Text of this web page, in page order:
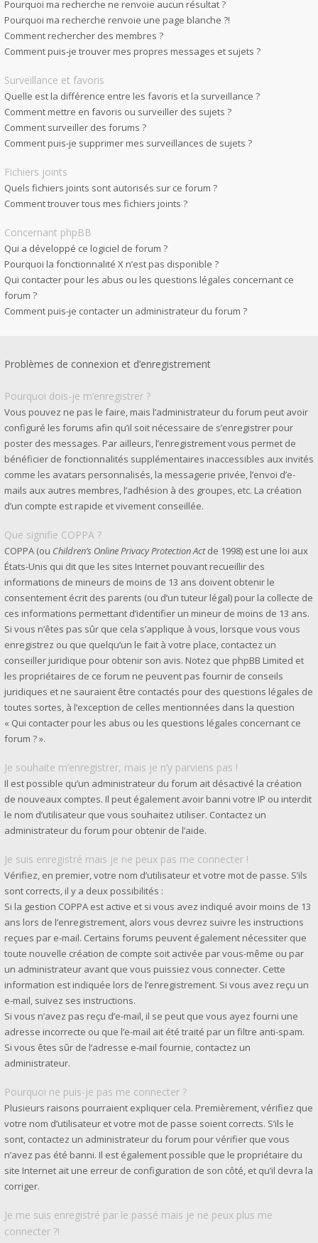
Pourquoi ma recherche ne renvoie aucun résultat ?
Pourquoi ma recherche renvoie une page blanche ?!
Comment rechercher des membres ?
Comment puis-je trouver mes propres messages et sujets ?
Surveillance et favoris
Quelle est la différence entre les favoris et la surveillance ?
Comment mettre en favoris ou surveiller des sujets ?
Comment surveiller des forums ?
Comment puis-je supprimer mes surveillances de sujets ?
Fichiers joints
Quels fichiers joints sont autorisés sur ce forum ?
Comment trouver tous mes fichiers joints ?
Concernant phpBB
Qui a développé ce logiciel de forum ?
Pourquoi la fonctionnalité X n’est pas disponible ?
Qui contacter pour les abus ou les questions légales concernant ce
forum ?
Comment puis-je contacter un administrateur du forum ?
Problèmes de connexion et d’enregistrement
Pourquoi dois-je m’enregistrer ?
Vous pouvez ne pas le faire, mais l’administrateur du forum peut avoir
configuré les forums afin qu’il soit nécessaire de s’enregistrer pour
poster des messages. Par ailleurs, l’enregistrement vous permet de
bénéficier de fonctionnalités supplémentaires inaccessibles aux invités
comme les avatars personnalisés, la messagerie privée, l’envoi d’e-
mails aux autres membres, l’adhésion à des groupes, etc. La création
d’un compte est rapide et vivement conseillée.
Que signifie COPPA ?
COPPA (ou Children’s Online Privacy Protection Actde 1998) est une loi aux
États-Unis qui dit que les sites Internet pouvant recueillir des
informations de mineurs de moins de 13 ans doivent obtenir le
consentement écrit des parents (ou d’un tuteur légal) pour la collecte de
ces informations permettant d’identifier un mineur de moins de 13 ans.
Si vous n’êtes pas sûr que cela s’applique à vous, lorsque vous vous
enregistrez ou que quelqu’un le fait à votre place, contactez un
conseiller juridique pour obtenir son avis. Notez que phpBB Limited et
les propriétaires de ce forum ne peuvent pas fournir de conseils
juridiques et ne sauraient être contactés pour des questions légales de
toutes sortes, à l’exception de celles mentionnées dans la question
« Qui contacter pour les abus ou les questions légales concernant ce
forum ? ».
Je souhaite m’enregistrer, mais je n’y parviens pas !
Il est possible qu’un administrateur du forum ait désactivé la création
de nouveaux comptes. Il peut également avoir banni votre IP ou interdit
le nom d’utilisateur que vous souhaitez utiliser. Contactez un
administrateur du forum pour obtenir de l’aide.
Je suis enregistré mais je ne peux pas me connecter !
Vérifiez, en premier, votre nom d’utilisateur et votre mot de passe. S’ils
sont corrects, il y a deux possibilités :
Si la gestion COPPA est active et si vous avez indiqué avoir moins de 13
ans lors de l’enregistrement, alors vous devrez suivre les instructions
reçues par e-mail. Certains forums peuvent également nécessiter que
toute nouvelle création de compte soit activée par vous-même ou par
un administrateur avant que vous puissiez vous connecter. Cette
information est indiquée lors de l’enregistrement. Si vous avez reçu un
e-mail, suivez ses instructions.
Si vous n’avez pas reçu d’e-mail, il se peut que vous ayez fourni une
adresse incorrecte ou que l’e-mail ait été traité par un filtre anti-spam.
Si vous êtes sûr de l’adresse e-mail fournie, contactez un
administrateur.
Pourquoi ne puis-je pas me connecter ?
Plusieurs raisons pourraient expliquer cela. Premièrement, vérifiez que
votre nom d’utilisateur et votre mot de passe soient corrects. S’ils le
sont, contactez un administrateur du forum pour vérifier que vous
n’avez pas été banni. Il est également possible que le propriétaire du
site Internet ait une erreur de configuration de son côté, et qu’il devra la
corriger.
Je me suis enregistré par le passé mais je ne peux plus me
connecter ?!